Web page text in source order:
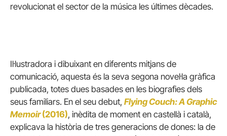
revolucionat el sector de la música les últimes dècades.
Il·lustradora i dibuixant en diferents mitjans de
comunicació, aquesta és la seva segona novel·la gràfica
publicada, totes dues basades en les biografies dels
seus familiars. En el seu debut, Flying Couch: A Graphic
Memoir(2016), inèdita de moment en castellà i català,
explicava la història de tres generacions de dones: la de